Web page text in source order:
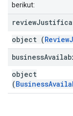
berikut:
review
object (
business
object
(